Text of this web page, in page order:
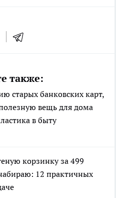
также:
старых банковских карт,
вещь для дома
в быту
корзинку за 499
12 практичных